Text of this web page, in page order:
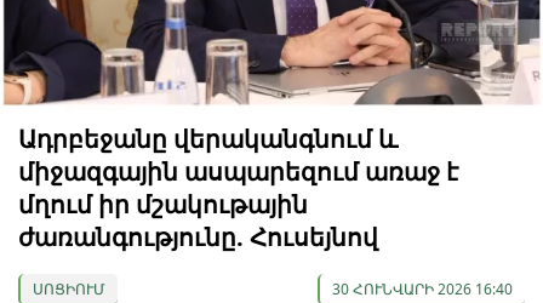
Ադրբեջանը վերականգնում և
միջազգային ասպարեզում առաջ է
մղում իր մշակութային
ժառանգությունը. Հուսեյնով
ՍՈՑԻՈՒՄ 30 ՀՈՒՆՎԱՐԻ 2026 16:40